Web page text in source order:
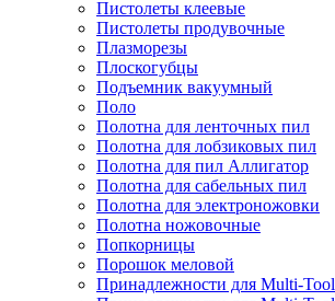
Пистолеты клеевые
Пистолеты продувочные
Плазморезы
Плоскогубцы
Подъемник вакуумный
Поло
Полотна для ленточных пил
Полотна для лобзиковых пил
Полотна для пил Аллигатор
Полотна для сабельных пил
Полотна для электроножовки
Полотна ножовочные
Попкорницы
Порошок меловой
Принадлежности для Multi-